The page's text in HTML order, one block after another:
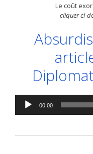
Le coût
cliquer ci-
Lecteur
audio
00:00